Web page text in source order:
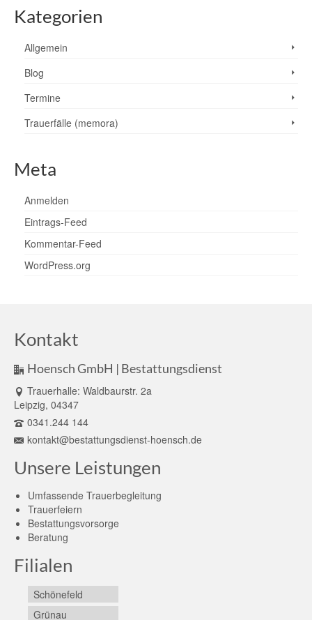
Kategorien
Allgemein
Blog
Termine
Trauerfälle (memora)
Meta
Anmelden
Eintrags-Feed
Kommentar-Feed
WordPress.org
Kontakt
Hoensch GmbH | Bestattungsdienst
Trauerhalle: Waldbaurstr. 2a
Leipzig, 04347
0341.244 144
kontakt@bestattungsdienst-hoensch.de
Unsere Leistungen
Umfassende Trauerbegleitung
Trauerfeiern
Bestattungsvorsorge
Beratung
Filialen
Schönefeld
Grünau